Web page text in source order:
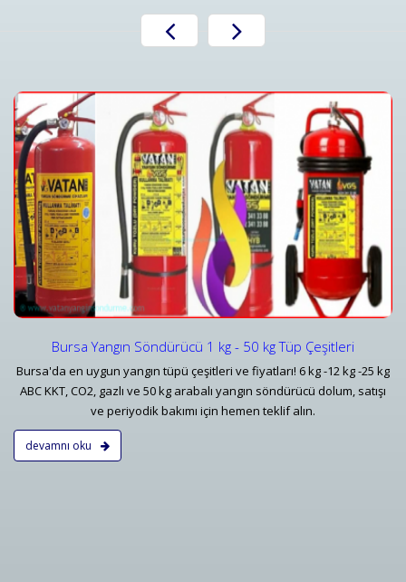
Bursa Yangın Söndürücü 1 kg - 50 kg Tüp Çeşitleri
Bursa'da en uygun yangın tüpü çeşitleri ve fiyatları! 6 kg -12 kg -25 kg
ABC KKT, CO2, gazlı ve 50 kg arabalı yangın söndürücü dolum, satışı
ve periyodik bakımı için hemen teklif alın.
devamnı oku
Yangın Dedektörleri & Sensörleri (Duman, Isı, Gaz)
Yangın Dedektörü Çeşitleri ve İhbar Ekipmanları
Detaylar